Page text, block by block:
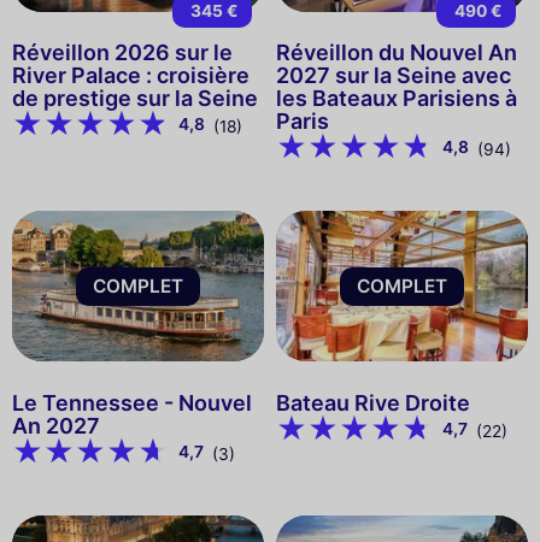
345 €
Réveillon 2026 sur le
River Palace : croisière
de prestige sur la Seine
4,8 (18)
490 €
Réveillon du Nouvel An
2027 sur la Seine avec
les Bateaux Parisiens à
Paris
4,8 (94)
COMPLET
Le Tennessee - Nouvel
An 2027
4,7 (3)
COMPLET
Bateau Rive Droite
4,7 (22)